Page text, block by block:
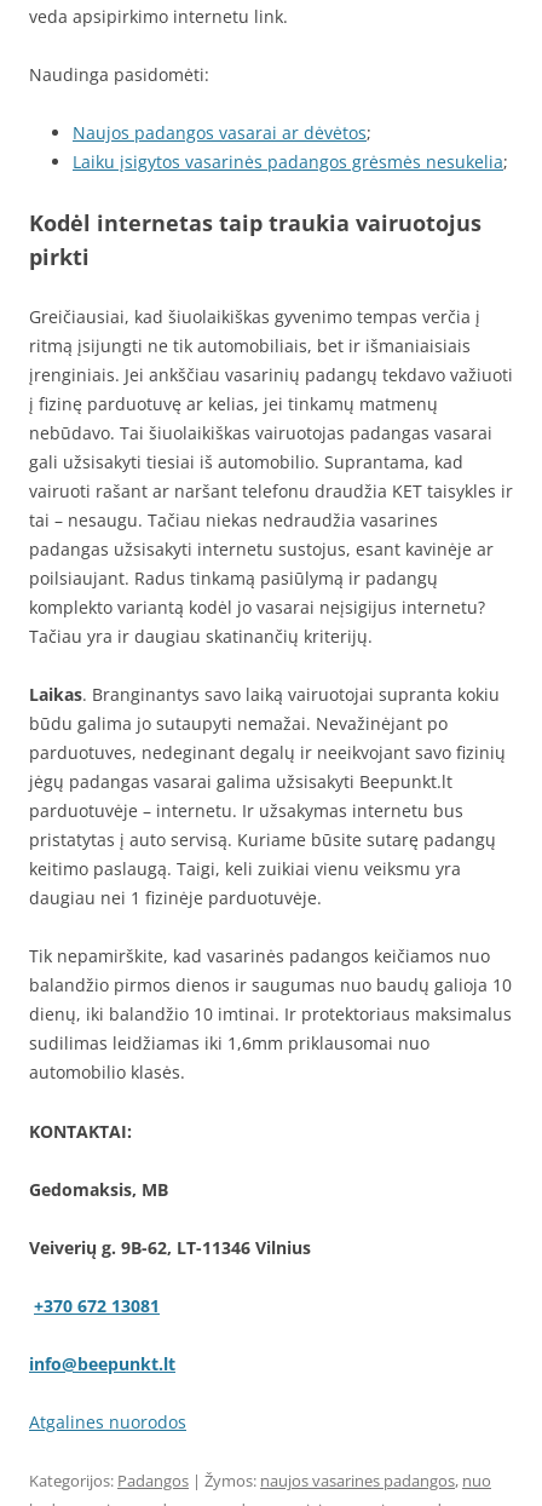
veda apsipirkimo internetu link.
Naudinga pasidomėti:
Naujos padangos vasarai ar dėvėtos;
Laiku įsigytos vasarinės padangos grėsmės nesukelia;
Kodėl internetas taip traukia vairuotojus
pirkti
Greičiausiai, kad šiuolaikiškas gyvenimo tempas verčia į
ritmą įsijungti ne tik automobiliais, bet ir išmaniaisiais
įrenginiais. Jei ankščiau vasarinių padangų tekdavo važiuoti
į fizinę parduotuvę ar kelias, jei tinkamų matmenų
nebūdavo. Tai šiuolaikiškas vairuotojas padangas vasarai
gali užsisakyti tiesiai iš automobilio. Suprantama, kad
vairuoti rašant ar naršant telefonu draudžia KET taisykles ir
tai – nesaugu. Tačiau niekas nedraudžia vasarines
padangas užsisakyti internetu sustojus, esant kavinėje ar
poilsiaujant. Radus tinkamą pasiūlymą ir padangų
komplekto variantą kodėl jo vasarai neįsigijus internetu?
Tačiau yra ir daugiau skatinančių kriterijų.
Laikas. Branginantys savo laiką vairuotojai supranta kokiu
būdu galima jo sutaupyti nemažai. Nevažinėjant po
parduotuves, nedeginant degalų ir neeikvojant savo fizinių
jėgų padangas vasarai galima užsisakyti Beepunkt.lt
parduotuvėje – internetu. Ir užsakymas internetu bus
pristatytas į auto servisą. Kuriame būsite sutarę padangų
keitimo paslaugą. Taigi, keli zuikiai vienu veiksmu yra
daugiau nei 1 fizinėje parduotuvėje.
Tik nepamirškite, kad vasarinės padangos keičiamos nuo
balandžio pirmos dienos ir saugumas nuo baudų galioja 10
dienų, iki balandžio 10 imtinai. Ir protektoriaus maksimalus
sudilimas leidžiamas iki 1,6mm priklausomai nuo
automobilio klasės.
KONTAKTAI:
Gedomaksis, MB
Veiverių g. 9B-62, LT-11346 Vilnius
+370 672 13081
info@beepunkt.lt
Atgalines nuorodos
Kategorijos: Padangos | Žymos: naujos vasarines padangos, nuo